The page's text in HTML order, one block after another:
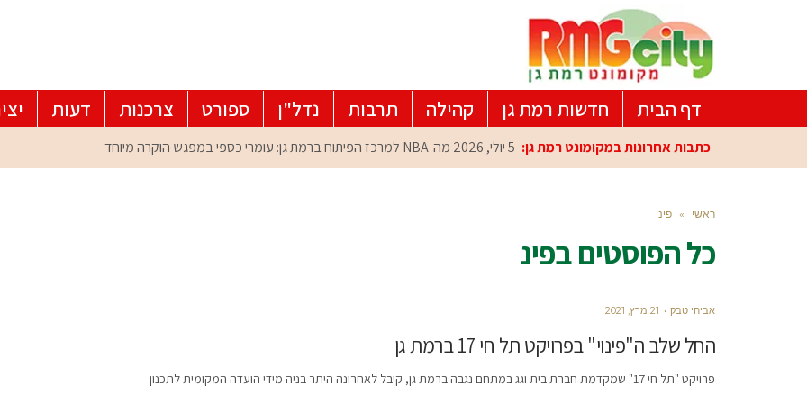
דף הבית חדשות רמת גן קהילה תרבות נדל"ן ספורט צרכנות דעות
כתבות אחרונות במקומונט רמת גן: 5 יולי, 2026 מה-NBA למרכז הפיתוח ברמת גן: עומרי כספי במפגש הוקרה מיוחד
ראשי » פינ
כל הפוסטים בפינ
אביחי טבק 21 מרץ, 2021
החל שלב ה"פינוי" בפרויקט תל חי 17 ברמת גן
פרויקט "תל חי 17" שמקדמת חברת בית וגג במתחם נגבה ברמת גן, קיבל לאחרונה היתר בניה מידי הועדה המקומית לתכנון